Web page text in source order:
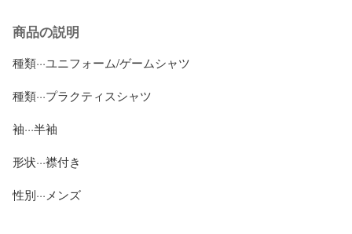
商品の説明
種類···ユニフォーム/ゲームシャツ
種類···プラクティスシャツ
袖···半袖
形状···襟付き
性別···メンズ